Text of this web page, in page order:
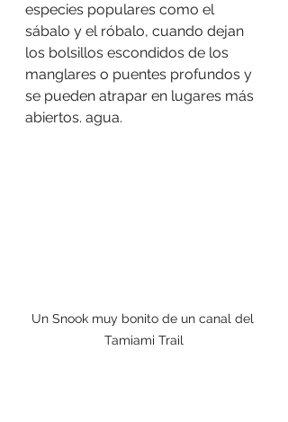
especies populares como el
sábalo y el róbalo, cuando dejan
los bolsillos escondidos de los
manglares o puentes profundos y
se pueden atrapar en lugares más
abiertos. agua.
Un Snook muy bonito de un canal del
Tamiami Trail